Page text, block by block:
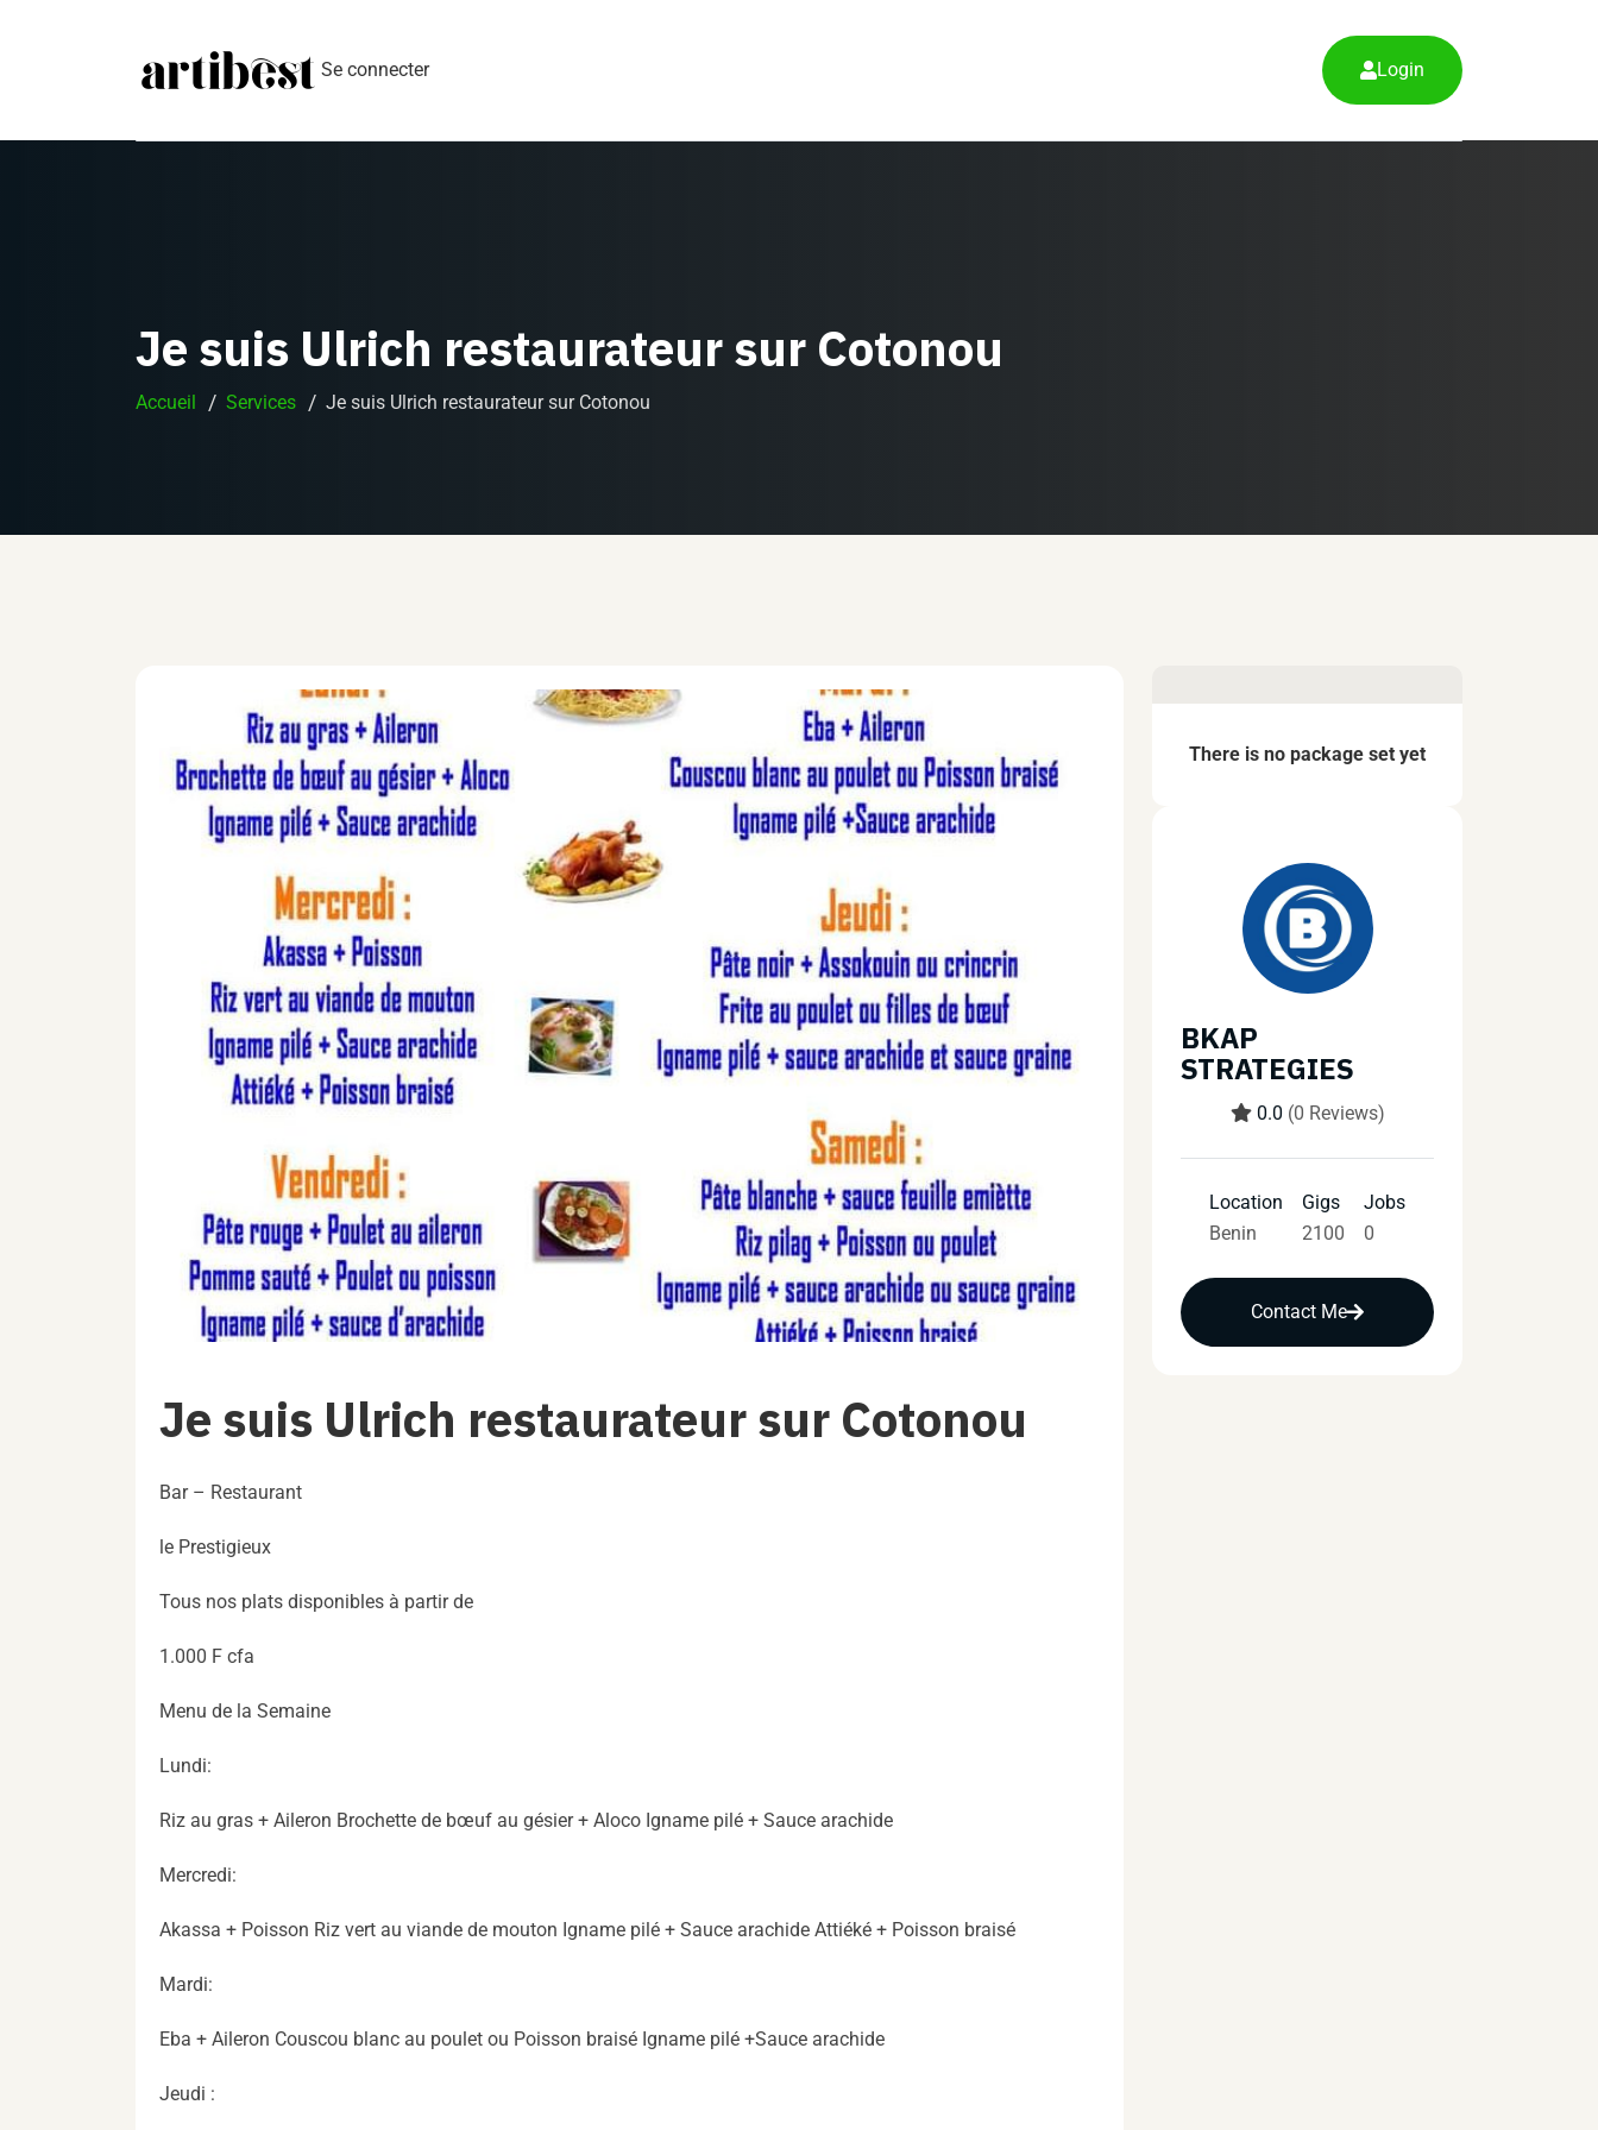
Se connecter Login
Je suis Ulrich restaurateur sur Cotonou
Accueil Services Je suis Ulrich restaurateur sur Cotonou
Je suis Ulrich restaurateur sur Cotonou
Bar – Restaurant
le Prestigieux
Tous nos plats disponibles à partir de
1.000 F cfa
Menu de la Semaine
Lundi:
Riz au gras + Aileron Brochette de bœuf au gésier + Aloco Igname pilé + Sauce arachide
Mercredi:
Akassa + Poisson Riz vert au viande de mouton Igname pilé + Sauce arachide Attiéké + Poisson braisé
Mardi:
Eba + Aileron Couscou blanc au poulet ou Poisson braisé Igname pilé +Sauce arachide
Jeudi :
There is no package set yet
BKAP
STRATEGIES
0.0 (0 Reviews)
Location
Benin
Gigs
2100
Jobs
0
Contact Me